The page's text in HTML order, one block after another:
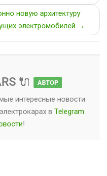
новую архитектуру
электромобилей →
🔌 АВТОР
интересные новости
электрокарах в Telegram
!